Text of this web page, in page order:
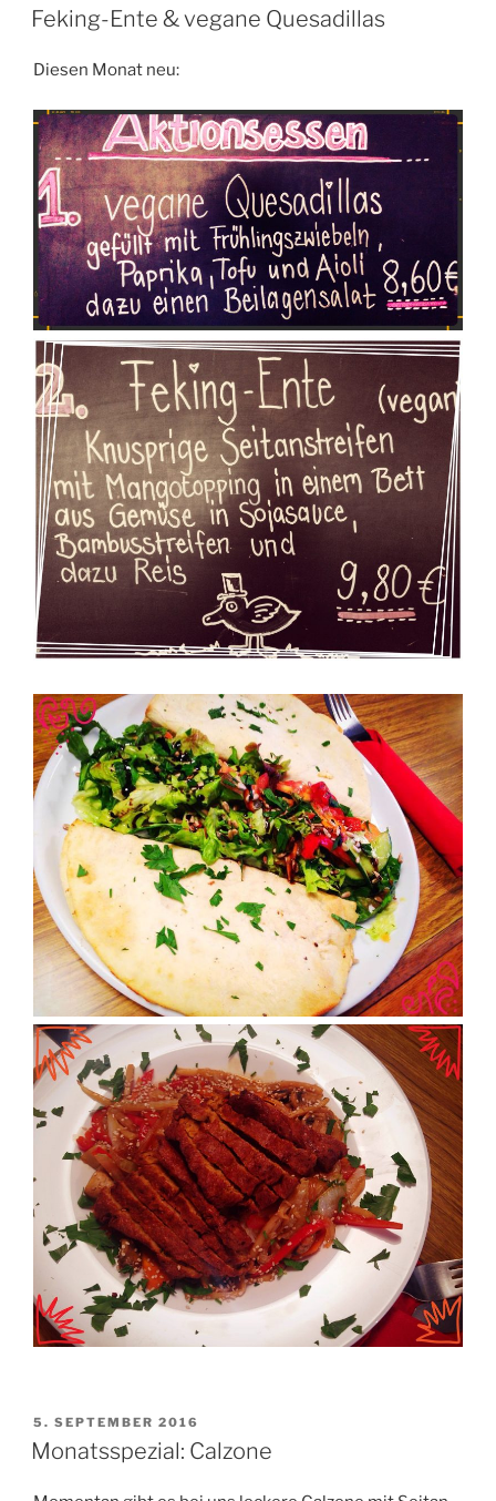
AM
Feking-Ente & vegane Quesadillas
Diesen Monat neu:
VERÖFFENTLICHT
AM
5. SEPTEMBER 2016
Monatsspezial: Calzone